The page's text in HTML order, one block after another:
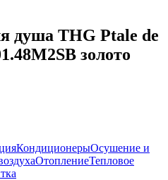
душа THG Ptale de
золото
КондиционерыОсушение и
ОтоплениеТепловое